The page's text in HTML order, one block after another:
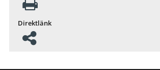
Direktlänk